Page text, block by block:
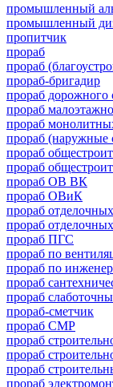
промышленный
промышленный
пропитчик
прораб
прораб
прораб-бригадир
прораб дорожного
прораб
прораб
прораб (наружные
прораб
прораб
прораб ОВ ВК
прораб ОВиК
прораб
прораб
прораб ПГС
прораб по
прораб по
прораб
прораб
прораб-сметчик
прораб СМР
прораб
прораб
прораб
прораб